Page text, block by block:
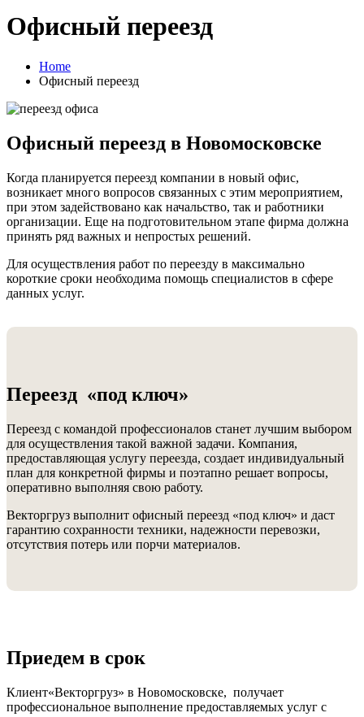
Офисный переезд
Home
Офисный переезд
Офисный переезд в Новомосковске
Когда планируется переезд компании в новый офис,
возникает много вопросов связанных с этим мероприятием,
при этом задействовано как начальство, так и работники
организации. Еще на подготовительном этапе фирма должна
принять ряд важных и непростых решений.
Для осуществления работ по переезду в максимально
короткие сроки необходима помощь специалистов в сфере
данных услуг.
Переезд «под ключ»
Переезд с командой профессионалов станет лучшим выбором
для осуществления такой важной задачи. Компания,
предоставляющая услугу переезда, создает индивидуальный
план для конкретной фирмы и поэтапно решает вопросы,
оперативно выполняя свою работу.
Векторгруз выполнит офисный переезд «под ключ» и даст
гарантию сохранности техники, надежности перевозки,
отсутствия потерь или порчи материалов.
Приедем в срок
Клиент«Векторгруз» в Новомосковске, получает
профессиональное выполнение предоставляемых услуг с